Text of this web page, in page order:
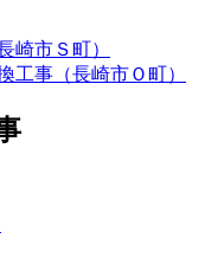
崎市Ｓ町）
工事（長崎市Ｏ町）